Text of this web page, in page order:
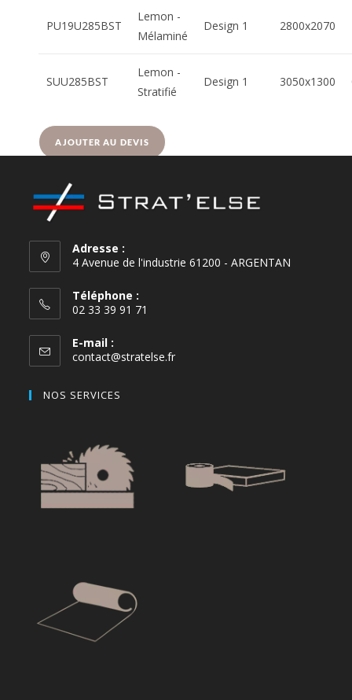
PU19U285BST
Lemon -
Mélaminé
Design 1 2800x2070
SUU285BST
Lemon -
Stratifié
Design 1 3050x1300
AJOUTER AU DEVIS
Adresse :
4 Avenue de l'industrie 61200 - ARGENTAN
Téléphone :
02 33 39 91 71
E-mail :
contact@stratelse.fr
NOS SERVICES